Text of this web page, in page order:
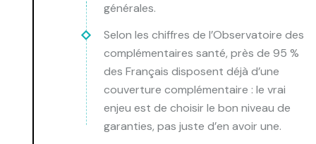
générales.
Selon les chiffres de l’Observatoire des
complémentaires santé, près de 95 %
des Français disposent déjà d’une
couverture complémentaire : le vrai
enjeu est de choisir le bon niveau de
garanties, pas juste d’en avoir une.